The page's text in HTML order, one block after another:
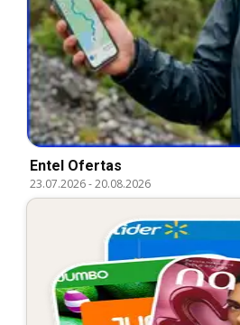
Entel Ofertas
23.07.2026-20.08.2026